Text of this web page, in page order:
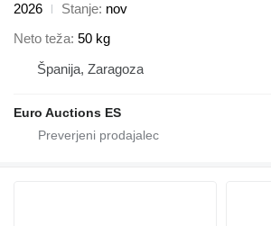
2026
Stanje nov
Neto teža 50 kg
Španija, Zaragoza
Euro Auctions ES